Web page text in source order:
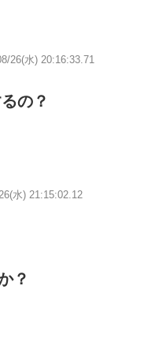
26(水) 20:16:33.71
の？
水) 21:15:02.12
？